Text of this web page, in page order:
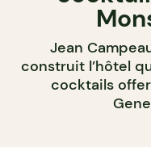
Jean
construit l’hôtel
cocktails